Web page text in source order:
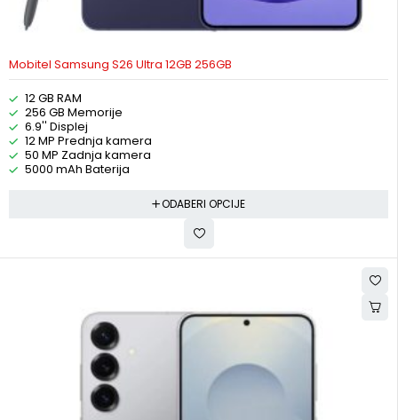
Mobitel Samsung S26 Ultra 12GB 256GB
12 GB RAM
256 GB Memorije
6.9'' Displej
12 MP Prednja kamera
50 MP Zadnja kamera
5000 mAh Baterija
ODABERI OPCIJE